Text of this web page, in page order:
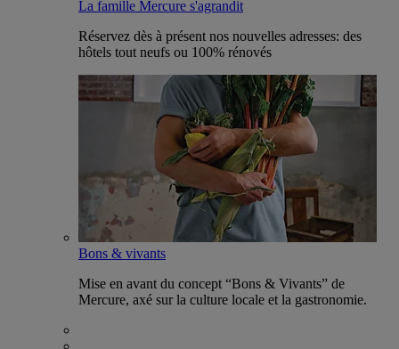
La famille Mercure s'agrandit
Réservez dès à présent nos nouvelles adresses: des
hôtels tout neufs ou 100% rénovés
Bons & vivants
Mise en avant du concept “Bons & Vivants” de
Mercure, axé sur la culture locale et la gastronomie.